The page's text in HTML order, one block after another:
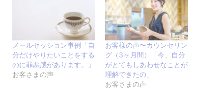
メールセッション事例「自
分だけやりたいことをする
のに罪悪感があります。」
お客さまの声
お客様の声〜カウンセリン
グ（3ヶ月間）「今、自分
がとてもしあわせなことが
理解できたの」
お客さまの声